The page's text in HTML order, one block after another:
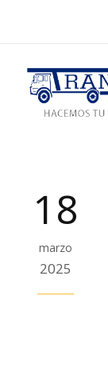
18
marzo
2025